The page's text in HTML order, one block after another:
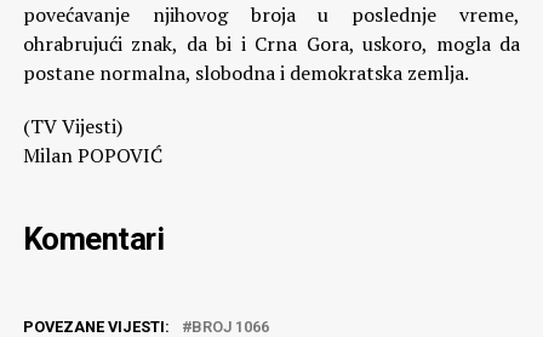
povećavanje njihovog broja u poslednje vreme,
ohrabrujući znak, da bi i Crna Gora, uskoro, mogla da
postane normalna, slobodna i demokratska zemlja.
(TV Vijesti)
Milan POPOVIĆ
Komentari
POVEZANE VIJESTI: BROJ 1066